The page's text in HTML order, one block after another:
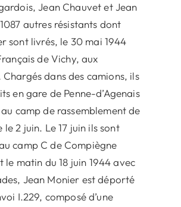
Jean Chauvet et Jean
autres résistants dont
sont livrés, le 30 mai 1944
de Vichy, aux
dans des camions, ils
en gare de Penne-d’Agenais
camp de rassemblement de
le 2 juin. Le 17 juin ils sont
camp C de Compiègne
le matin du 18 juin 1944 avec
Jean Monier est déporté
I.229, composé d’une